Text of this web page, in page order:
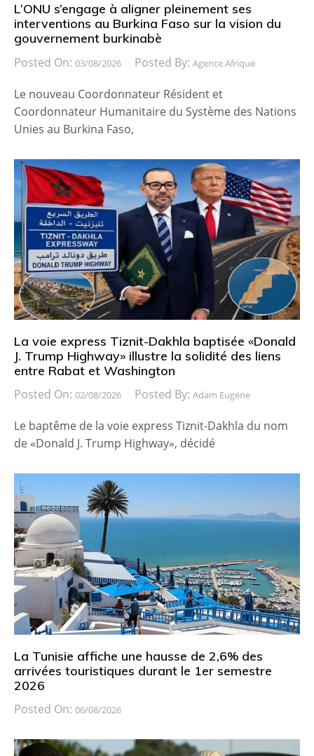
L’ONU s’engage à aligner pleinement ses
interventions au Burkina Faso sur la vision du
gouvernement burkinabè
Posted On: 03/08/2026 Posted By: Agence Afrique
Le nouveau Coordonnateur Résident et
Coordonnateur Humanitaire du Système des Nations
Unies au Burkina Faso,
La voie express Tiznit-Dakhla baptisée «Donald
J. Trump Highway» illustre la solidité des liens
entre Rabat et Washington
Posted On: 02/08/2026 Posted By: Adam Eugene
Le baptême de la voie express Tiznit-Dakhla du nom
de «Donald J. Trump Highway», décidé
La Tunisie affiche une hausse de 2,6% des
arrivées touristiques durant le 1er semestre
2026
Posted On: 06/08/2026